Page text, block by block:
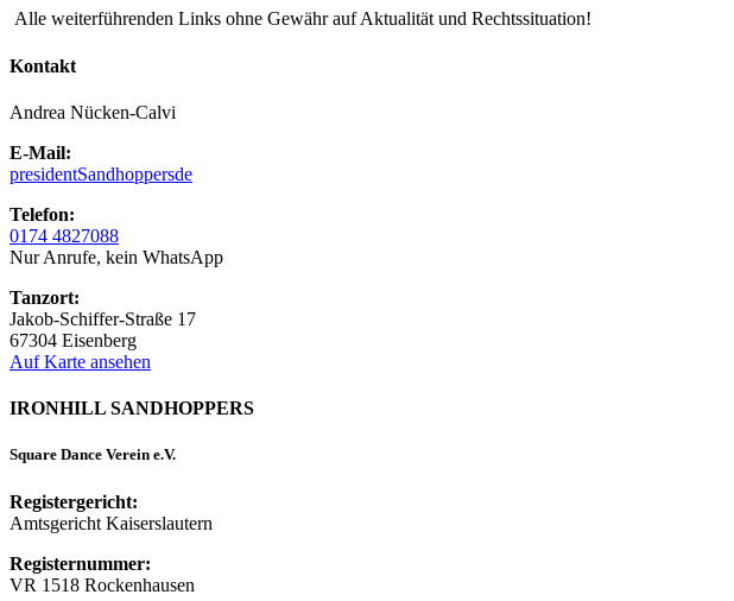
Alle weiterführenden Links ohne Gewähr auf Aktualität und Rechtssituation!
Kontakt
Andrea Nücken-Calvi
E-Mail:
presidentSandhoppersde
Telefon:
0174 4827088
Nur Anrufe, kein WhatsApp
Tanzort:
Jakob-Schiffer-Straße 17
67304 Eisenberg
Auf Karte ansehen
IRONHILL SANDHOPPERS
Square Dance Verein e.V.
Registergericht:
Amtsgericht Kaiserslautern
Registernummer:
VR 1518 Rockenhausen